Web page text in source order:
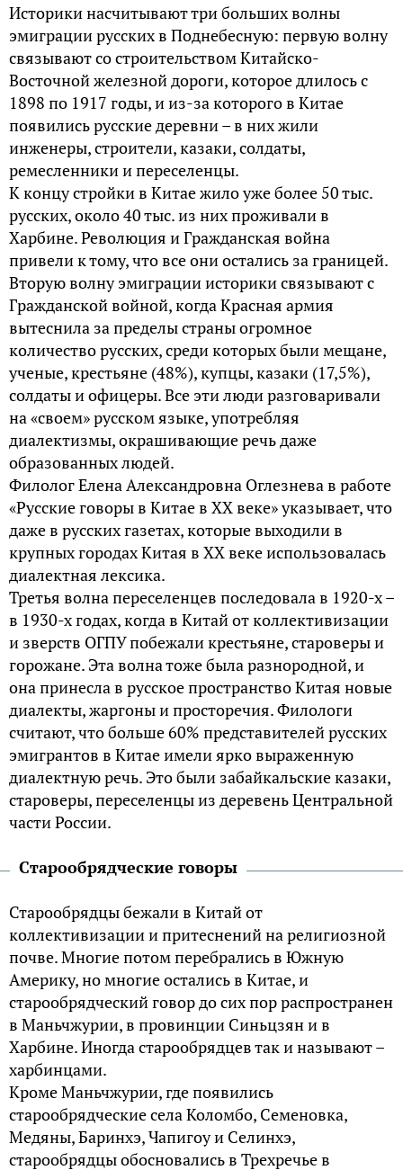
Историки насчитывают три больших волны
эмиграции русских в Поднебесную: первую волну
связывают со строительством Китайско-
Восточной железной дороги, которое длилось с
1898 по 1917 годы, и из-за которого в Китае
появились русские деревни – в них жили
инженеры, строители, казаки, солдаты,
ремесленники и переселенцы.
К концу стройки в Китае жило уже более 50 тыс.
русских, около 40 тыс. из них проживали в
Харбине. Революция и Гражданская война
привели к тому, что все они остались за границей.
Вторую волну эмиграции историки связывают с
Гражданской войной, когда Красная армия
вытеснила за пределы страны огромное
количество русских, среди которых были мещане,
ученые, крестьяне (48%), купцы, казаки (17,5%),
солдаты и офицеры. Все эти люди разговаривали
на «своем» русском языке, употребляя
диалектизмы, окрашивающие речь даже
образованных людей.
Филолог Елена Александровна Оглезнева в работе
«Русские говоры в Китае в XX веке» указывает, что
даже в русских газетах, которые выходили в
крупных городах Китая в XX веке использовалась
диалектная лексика.
Третья волна переселенцев последовала в 1920-х –
в 1930-х годах, когда в Китай от коллективизации
и зверств ОГПУ побежали крестьяне, староверы и
горожане. Эта волна тоже была разнородной, и
она принесла в русское пространство Китая новые
диалекты, жаргоны и просторечия. Филологи
считают, что больше 60% представителей русских
эмигрантов в Китае имели ярко выраженную
диалектную речь. Это были забайкальские казаки,
староверы, переселенцы из деревень Центральной
части России.
Старообрядческие говоры
Старообрядцы бежали в Китай от
коллективизации и притеснений на религиозной
почве. Многие потом перебрались в Южную
Америку, но многие остались в Китае, и
старообрядческий говор до сих пор распространен
в Маньчжурии, в провинции Синьцзян и в
Харбине. Иногда старообрядцев так и называют –
харбинцами.
Кроме Маньчжурии, где появились
старообрядческие села Коломбо, Семеновка,
Медяны, Баринхэ, Чапигоу и Селинхэ,
старообрядцы обосновались в Трехречье в